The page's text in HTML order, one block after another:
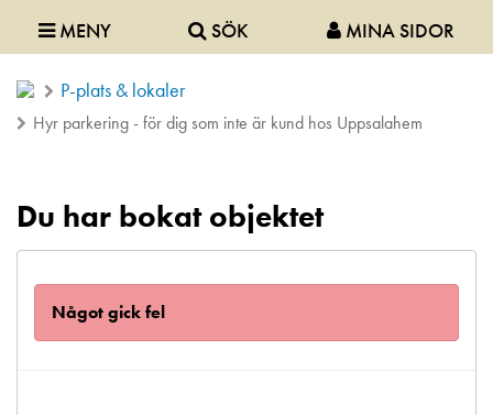
MENY SÖK MINA SIDOR
P-plats & lokaler
Hyr parkering - för dig som inte är kund hos Uppsalahem
Du har bokat objektet
Något gick fel